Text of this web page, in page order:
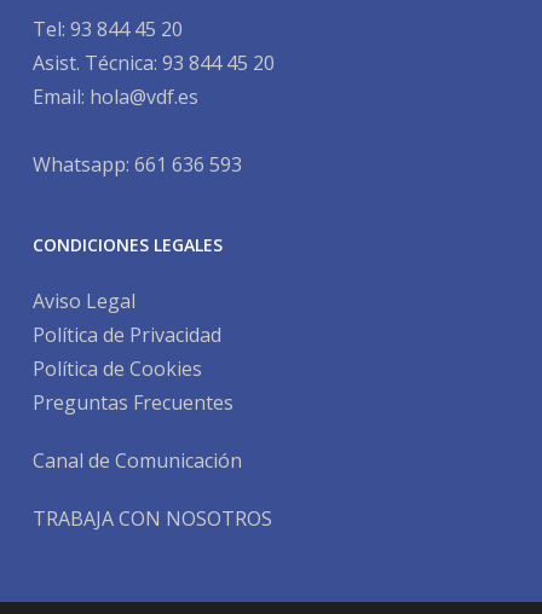
Tel: 93 844 45 20
Asist. Técnica: 93 844 45 20
Email: hola@vdf.es
Whatsapp: 661 636 593
CONDICIONES LEGALES
Aviso Legal
Política de Privacidad
Política de Cookies
Preguntas Frecuentes
Canal de Comunicación
TRABAJA CON NOSOTROS